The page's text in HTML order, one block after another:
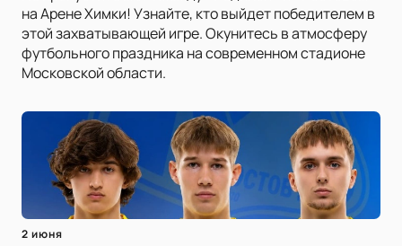
на Арене Химки! Узнайте, кто выйдет победителем в
этой захватывающей игре. Окунитесь в атмосферу
футбольного праздника на современном стадионе
Московской области.
2 июня